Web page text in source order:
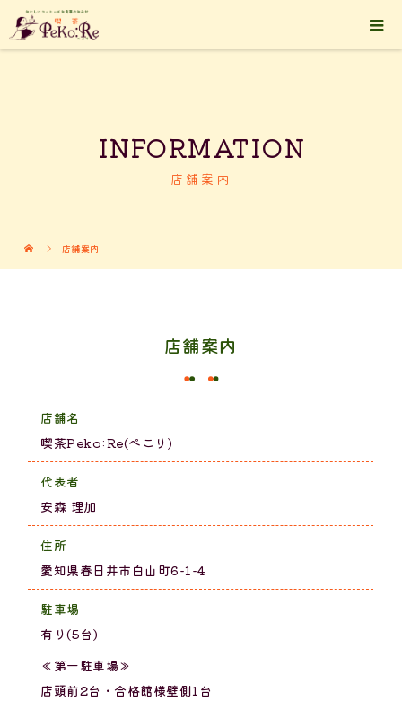
INFORMATION
店舗案内
店舗案内
店舗案内
店舗名
喫茶Peko:Re(ぺこり)
代表者
安森 理加
住所
愛知県春日井市白山町6-1-4
駐車場
有り(5台)
≪第一駐車場≫
店頭前2台・合格館様壁側1台